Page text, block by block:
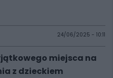
24/06/2025 - 10:11
miejsca na
z dzieckiem